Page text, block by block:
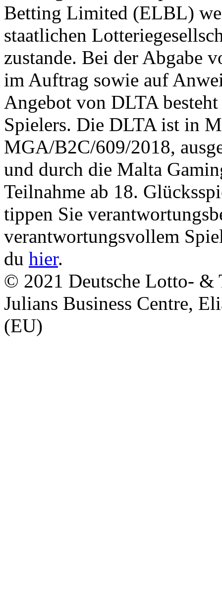
Betting Limited (ELBL)
staatlichen
zustande. Bei der Abgabe
im Auftrag sowie auf
Angebot von DLTA
Spielers. Die DLTA ist in
MGA/B2C/609/2018,
und durch die Malta
Teilnahme ab 18.
tippen Sie
verantwortungsvollem
du hier.
© 2021 Deutsche Lotto- &
Julians Business Centre,
(EU)